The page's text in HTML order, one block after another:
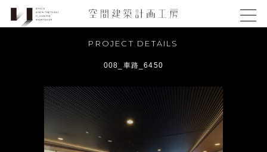
PROJECT DETAILS
008_車路_6450